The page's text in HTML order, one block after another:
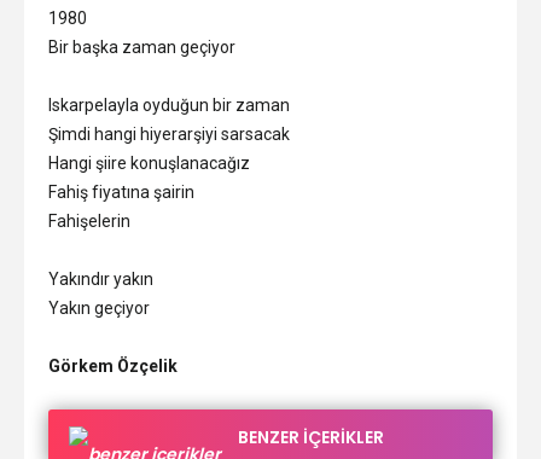
1980
Bir başka zaman geçiyor
Iskarpelayla oyduğun bir zaman
Şimdi hangi hiyerarşiyi sarsacak
Hangi şiire konuşlanacağız
Fahiş fiyatına şairin
Fahişelerin
Yakındır yakın
Yakın geçiyor
Görkem Özçelik
BENZER İÇERİKLER